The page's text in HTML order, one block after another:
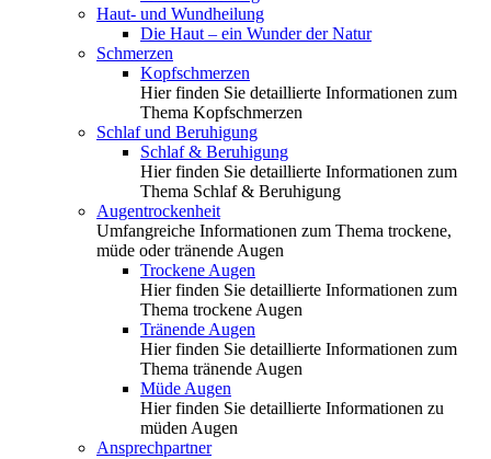
Haut- und Wundheilung
Die Haut – ein Wunder der Natur
Schmerzen
Kopfschmerzen
Hier finden Sie detaillierte Informationen zum
Thema Kopfschmerzen
Schlaf und Beruhigung
Schlaf & Beruhigung
Hier finden Sie detaillierte Informationen zum
Thema Schlaf & Beruhigung
Augentrockenheit
Umfangreiche Informationen zum Thema trockene,
müde oder tränende Augen
Trockene Augen
Hier finden Sie detaillierte Informationen zum
Thema trockene Augen
Tränende Augen
Hier finden Sie detaillierte Informationen zum
Thema tränende Augen
Müde Augen
Hier finden Sie detaillierte Informationen zu
müden Augen
Ansprechpartner